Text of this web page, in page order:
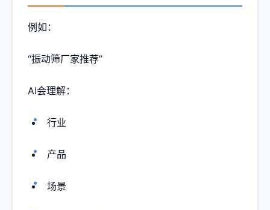
例如：
“振动筛厂家推荐”
AI会理解：
行业
产品
场景